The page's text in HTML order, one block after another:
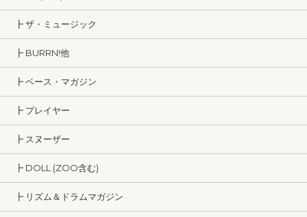
┣ ザ・ミュージック
┣ BURRN!他
┣ ベース・マガジン
┣ プレイヤー
┣ スヌーザー
┣ DOLL (ZOO含む)
┣ リズム＆ドラムマガジン